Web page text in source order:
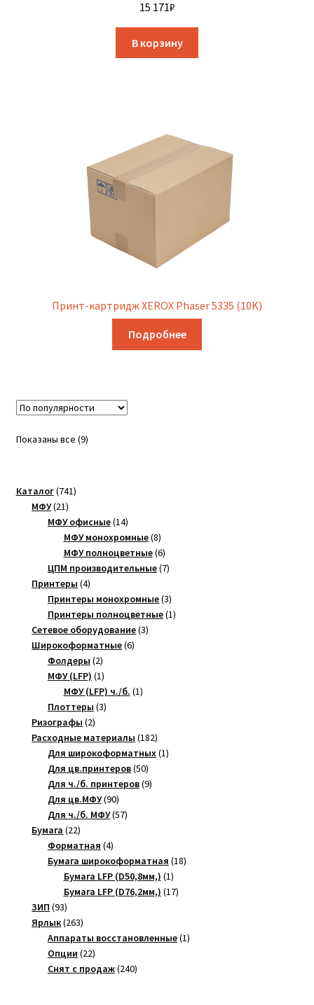
15 171₽
В корзину
Принт-картридж XEROX Phaser 5335 (10K)
Подробнее
Показаны все (9)Сортировка:
Каталог 741741
МФУ 2121
товар
МФУ офисные 1414
товаров
МФУ монохромные 88
товаров
МФУ полноцветные 66
товаров
ЦПМ производительные 77
Принтеры 44
товара
Принтеры монохромные 33
товара
Принтеры полноцветные 11
Сетевое оборудование 33
Широкоформатные 66
Фолдеры 22
товара
МФУ (LFP) 11
товар
МФУ (LFP) ч./б. 11
Плоттеры 33
Ризографы 22
товара
Расходные материалы 182182
товара
Для широкоформатных 11
Для цв.принтеров 5050
товаров
Для ч./б. принтеров 99
Для цв.МФУ 9090
товаров
Для ч./б. МФУ 5757
Бумага 2222
товара
Форматная 44
товара
Бумага широкоформатная 1818
Бумага LFP (D50,8мм,) 11
товар
Бумага LFP (D76,2мм,) 1717
ЗИП 9393
товара
Ярлык 263263
товара
Аппараты восстановленные 11
Опции 2222
товара
Снят с продаж 240240